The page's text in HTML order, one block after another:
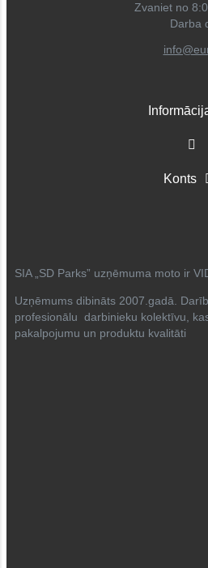
Zvaniet no
Darba
Konts
SIA „SD Parks” uzņēmuma moto ir
Uzņēmums dibināts 2007.gadā.
profesionālu darbinieku kolektīvu,
pakalpojumu un produktu kvalitāti